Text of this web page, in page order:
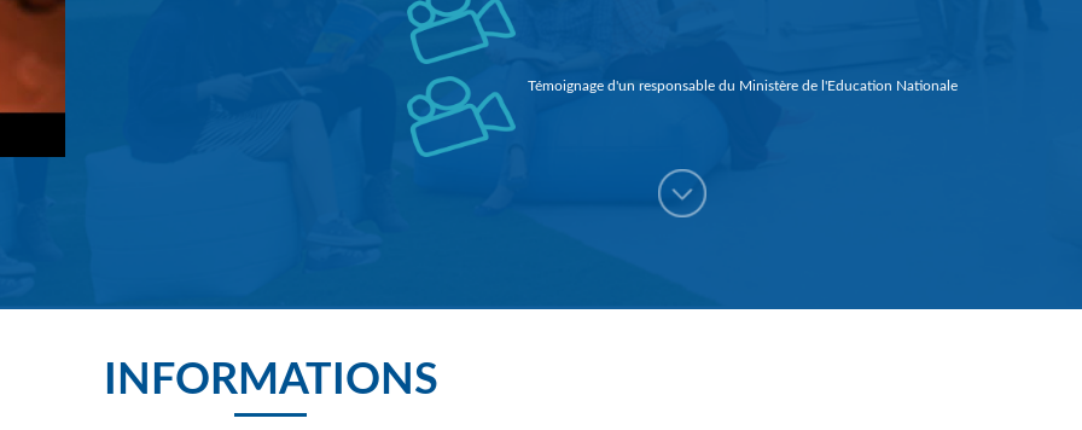
Témoignage d'un responsable du Ministère de l'Education Nationale
3ème prix Orange de entrepreneuriat social (Guinée 2018)
INFORMATIONS